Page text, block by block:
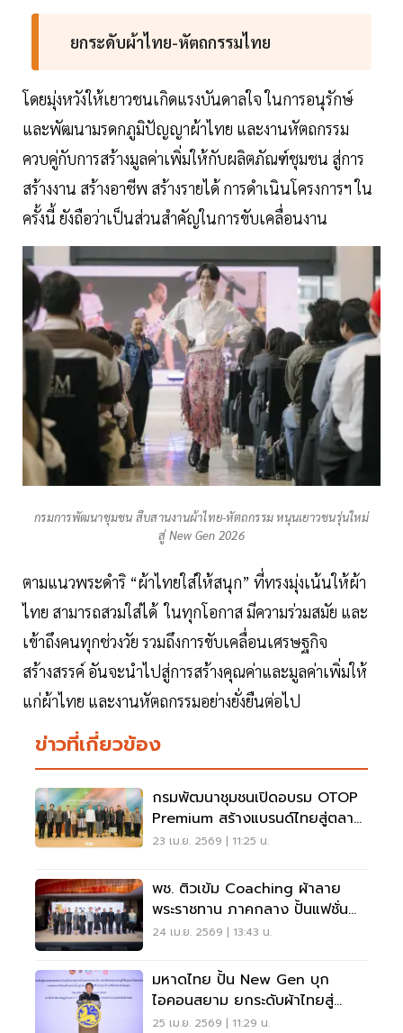
ยกระดับผ้าไทย-หัตถกรรมไทย
โดยมุ่งหวังให้เยาวชนเกิดแรงบันดาลใจ ในการอนุรักษ์
และพัฒนามรดกภูมิปัญญาผ้าไทย และงานหัตถกรรม
ควบคู่กับการสร้างมูลค่าเพิ่มให้กับผลิตภัณฑ์ชุมชน สู่การ
สร้างงาน สร้างอาชีพ สร้างรายได้ การดำเนินโครงการฯ ใน
ครั้งนี้ ยังถือว่าเป็นส่วนสำคัญในการขับเคลื่อนงาน
กรมการพัฒนาชุมชน สืบสานงานผ้าไทย-หัตถกรรม หนุนเยาวชนรุ่นใหม่
สู่ New Gen 2026
ตามแนวพระดำริ “ผ้าไทยใส่ให้สนุก” ที่ทรงมุ่งเน้นให้ผ้า
ไทย สามารถสวมใส่ได้ ในทุกโอกาส มีความร่วมสมัย และ
เข้าถึงคนทุกช่วงวัย รวมถึงการขับเคลื่อนเศรษฐกิจ
สร้างสรรค์ อันจะนำไปสู่การสร้างคุณค่าและมูลค่าเพิ่มให้
แก่ผ้าไทย และงานหัตถกรรมอย่างยั่งยืนต่อไป
ข่าวที่เกี่ยวข้อง
กรมพัฒนาชุมชนเปิดอบรม OTOP
Premium สร้างแบรนด์ไทยสู่ตลาด
สากล
23 เม.ย. 2569 | 11:25 น.
พช. ติวเข้ม Coaching ผ้าลาย
พระราชทาน ภาคกลาง ปั้นแฟชั่น
ไทยสู่สากล
24 เม.ย. 2569 | 13:43 น.
มหาดไทย ปั้น New Gen บุก
ไอคอนสยาม ยกระดับผ้าไทยสู่
แบรนด์ระดับโลก ​
25 เม.ย. 2569 | 11:29 น.